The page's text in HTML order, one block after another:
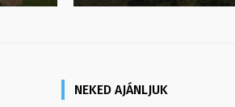
NEKED AJÁNLJUK